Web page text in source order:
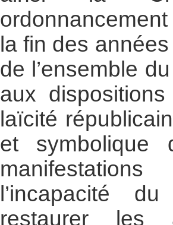
la fin des
de l’ensemble
aux
laïcité
et
l’incapacité
restaurer les